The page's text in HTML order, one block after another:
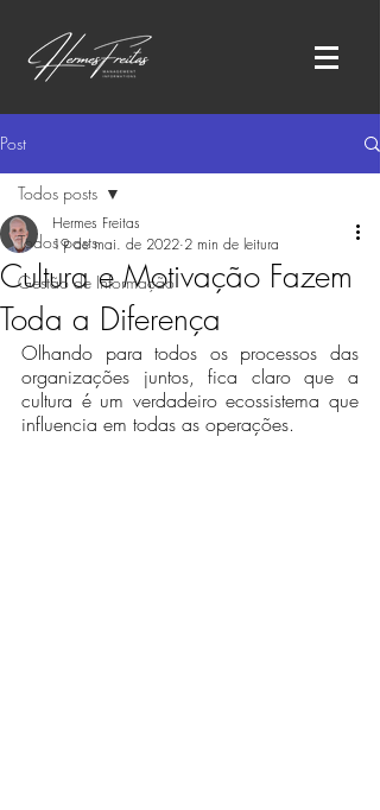
Post
Todos posts
Gestão de Informação
Todos posts
Cultura e Motivação Fazem
Toda a Diferença
Hermes Freitas
19 de mai. de 2022 2 min de leitura
Olhando para todos os processos das
organizações juntos, fica claro que a
cultura é um verdadeiro ecossistema que
influencia em todas as operações.